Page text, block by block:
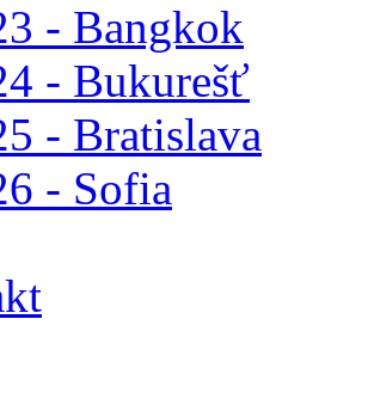
- Bangkok
- Bukurešť
- Bratislava
- Sofia